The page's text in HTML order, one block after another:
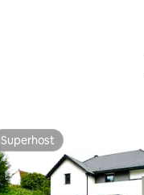
Superhost
Superhost